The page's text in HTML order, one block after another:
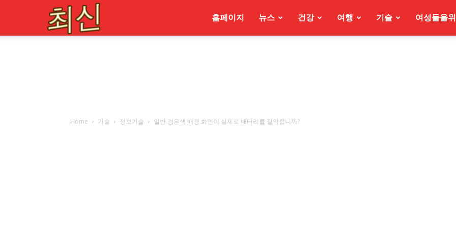
홈페이지 뉴스 건강 여행 기술 여성들을
Home 기술 정보기술 일반 검은색 배경 화면이 실제로 배터리를 절약합니까?